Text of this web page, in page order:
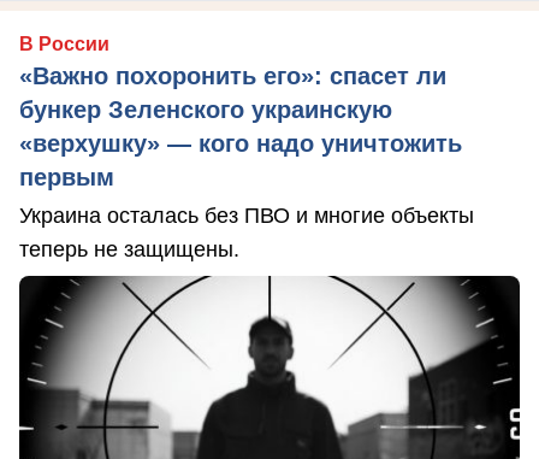
В России
«Важно похоронить его»: спасет ли
бункер Зеленского украинскую
«верхушку» — кого надо уничтожить
первым
Украина осталась без ПВО и многие объекты
теперь не защищены.